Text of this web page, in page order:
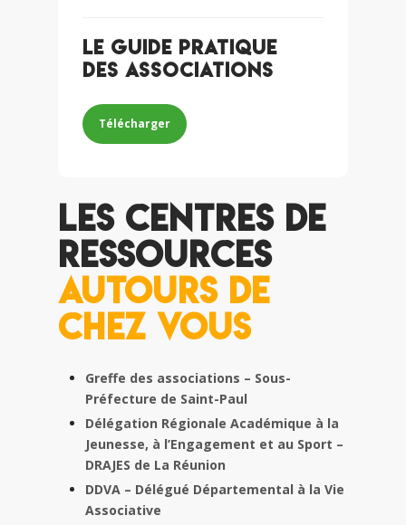
Le guide pratique
des associations
Télécharger
Les centres de
ressources
autours de
chez vous
Greffe des associations – Sous-
Préfecture de Saint-Paul
Délégation Régionale Académique à la
Jeunesse, à l’Engagement et au Sport –
DRAJES de La Réunion
DDVA – Délégué Départemental à la Vie
Associative